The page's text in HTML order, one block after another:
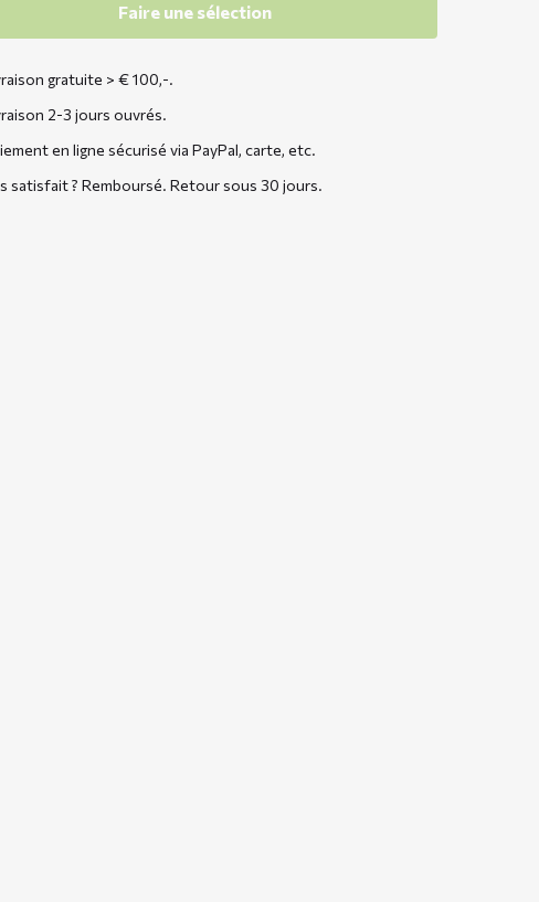
Faire une sélection
gratuite > € 100,-.
2-3 jours ouvrés.
en ligne sécurisé via PayPal, carte, etc.
satisfait ? Remboursé. Retour sous 30 jours.